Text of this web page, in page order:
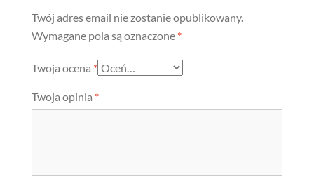
Twój adres email nie zostanie opublikowany.
Wymagane pola są oznaczone *
Twoja ocena *
Twoja opinia *